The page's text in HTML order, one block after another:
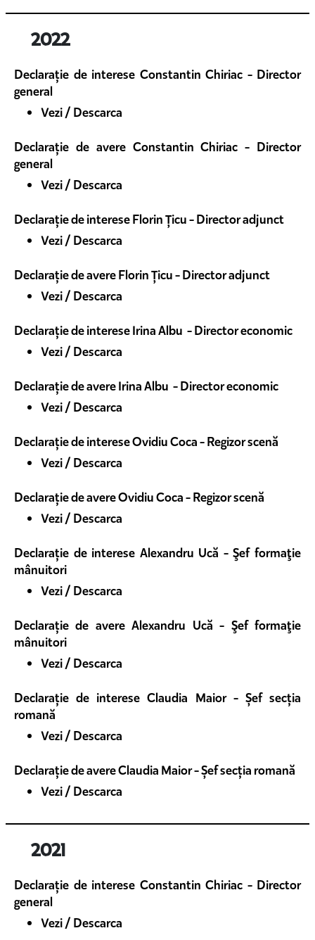
2022
Declarație de interese Constantin Chiriac - Director
general
Vezi / Descarca
Declarație de avere Constantin Chiriac - Director
general
Vezi / Descarca
Declarație de interese Florin Țicu - Director adjunct
Vezi / Descarca
Declarație de avere Florin Țicu - Director adjunct
Vezi / Descarca
Declarație de interese Irina Albu - Director economic
Vezi / Descarca
Declarație de avere Irina Albu - Director economic
Vezi / Descarca
Declarație de interese Ovidiu Coca - Regizor scenă
Vezi / Descarca
Declarație de avere Ovidiu Coca - Regizor scenă
Vezi / Descarca
Declarație de interese Alexandru Ucă - Şef formaţie
mânuitori
Vezi / Descarca
Declarație de avere Alexandru Ucă - Şef formaţie
mânuitori
Vezi / Descarca
Declarație de interese Claudia Maior - Șef secția
romană
Vezi / Descarca
Declarație de avere Claudia Maior - Șef secția romană
Vezi / Descarca
2021
Declarație de interese Constantin Chiriac - Director
general
Vezi / Descarca